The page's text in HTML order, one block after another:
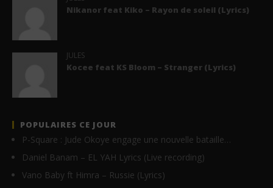
Nikanor feat Kiko – Rayon de soleil (Lyrics)
JULES
Kocee feat KS Bloom – Stranger (Lyrics)
POPULAIRES CE JOUR
P-Square : Jude Okoye engage une nouvelle bataille…
Daniel Banam – EL YAH Lyrics (Live recording)
Vano Baby ft Himra – Russie (Lyrics)